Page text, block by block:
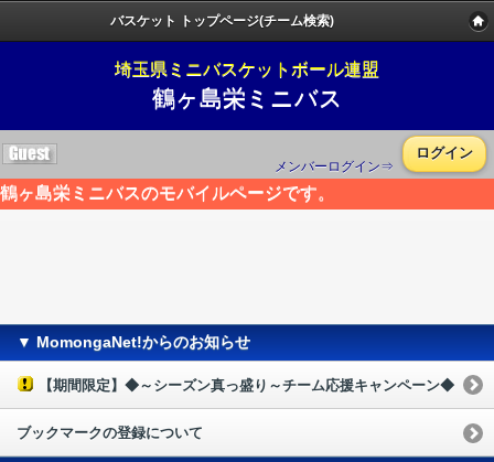
バスケット トップページ(チーム検索)
埼玉県ミニバスケットボール連盟
鶴ヶ島栄ミニバス
メンバーログイン⇒
ログイン
鶴ヶ島栄ミニバスのモバイルページです。
▼ MomongaNet!からのお知らせ
【期間限定】◆～シーズン真っ盛り～チーム応援キャンペーン◆
ブックマークの登録について